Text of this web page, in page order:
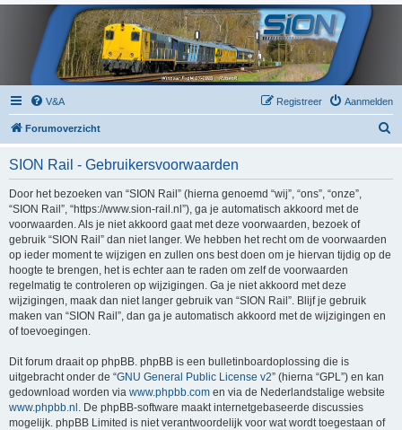
V&A Aanmelden
Registreer
Forumoverzicht
SION Rail - Gebruikersvoorwaarden
Door het bezoeken van “SION Rail” (hierna genoemd “wij”, “ons”, “onze”,
“SION Rail”, “https://www.sion-rail.nl”), ga je automatisch akkoord met de
voorwaarden. Als je niet akkoord gaat met deze voorwaarden, bezoek of
gebruik “SION Rail” dan niet langer. We hebben het recht om de voorwaarden
op ieder moment te wijzigen en zullen ons best doen om je hiervan tijdig op de
hoogte te brengen, het is echter aan te raden om zelf de voorwaarden
regelmatig te controleren op wijzigingen. Ga je niet akkoord met deze
wijzigingen, maak dan niet langer gebruik van “SION Rail”. Blijf je gebruik
maken van “SION Rail”, dan ga je automatisch akkoord met de wijzigingen en
of toevoegingen.
Dit forum draait op phpBB. phpBB is een bulletinboardoplossing die is
uitgebracht onder de “GNU General Public License v2” (hierna “GPL”) en kan
gedownload worden via www.phpbb.com en via de Nederlandstalige website
www.phpbb.nl . De phpBB-software maakt internetgebaseerde discussies
mogelijk. phpBB Limited is niet verantwoordelijk voor wat wordt toegestaan of